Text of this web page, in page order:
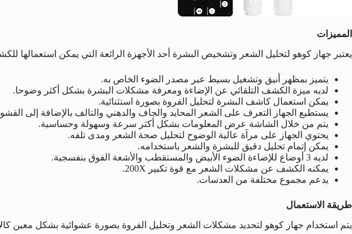
المميزات
يعتبر جهاز كوهو لتحليل الشعر وتشخيص البشرة أحد الأجهزة الرائعة التي يمكن استعمالها
يتميز بمظهر أنيق وتشغيل بسيط عبر مصدر الضوء الخاص به.
لديه ميزة الكشف التلقائي عن الإضاءة ومعرفة مشكلات البشرة بشكل أكثر وضوحا.
يمكن استعمال كاشف البشرة لتحليل الفروة بصورة استثنائية.
يستطيع الجهاز التعرف على الشعر المحايد والجاف والدهني والتالف بالإضافة إلى
يتم من خلال الشاشة عرض المعلومات بشكل أكثر سرعة وسهولة وحساسية.
يحتوي الجهاز على مرآة عالية الوضوح لتحليل صحة الشعر ومدى تلفه.
يمكن إتمام تحليل دقيق للبشرة والشعر باستخدامه.
لديه 3 أوضاع للإضاءة الضوء الأبيض والمستقطب والأشعة الفوق بنفسجية.
يمكنه الكشف عن مشكلات الشعر مع قوة تكبير 200X.
يدعم مجموع مختلفة من العدسات.
طريقة الاستعمال
يتم استخدام جهاز كوهو لتحديد مشكلات الشعر وتحليل الفروة بصورة عشوائية بشكل معين